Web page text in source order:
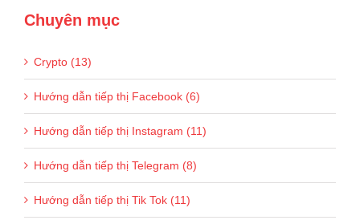
Chuyên mục
Crypto (13)
Hướng dẫn tiếp thị Facebook (6)
Hướng dẫn tiếp thị Instagram (11)
Hướng dẫn tiếp thị Telegram (8)
Hướng dẫn tiếp thị Tik Tok (11)